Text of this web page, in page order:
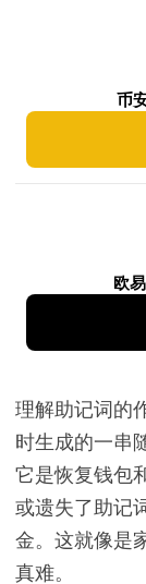
币
欧
理解助记词的
时生成的一串
它是恢复钱包
或遗失了助记
金。这就像是
真难。